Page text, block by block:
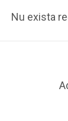
Nu exista